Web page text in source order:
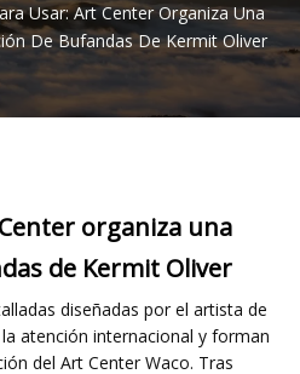
Usar: Art Center Organiza Una
De Bufandas De Kermit Oliver
organiza una
de Kermit Oliver
diseñadas por el artista de
atención internacional y forman
del Art Center Waco. Tras